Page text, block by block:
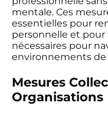
mentale. Ces
essentielles pour
personnelle et pour
nécessaires pour
environnements de
Mesures
Organisations